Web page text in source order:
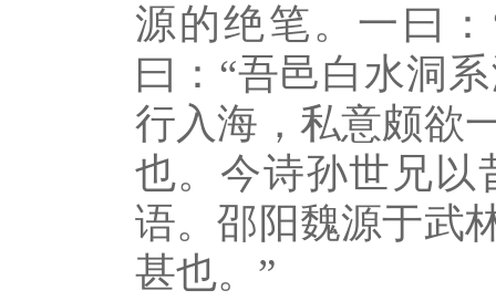
源的绝笔。一曰
曰：“吾邑白水洞
行入海，私意颇欲
也。今诗孙世兄以
语。邵阳魏源于武
甚也。”